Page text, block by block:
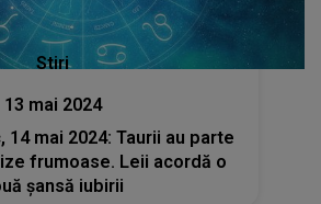
Stiri
13 mai 2024
14 mai 2024: Taurii au parte
frumoase. Leii acordă o
șansă iubirii